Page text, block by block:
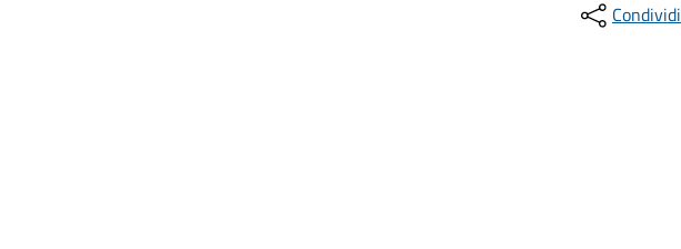
Condividi